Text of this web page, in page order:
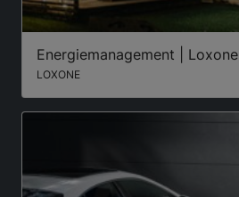
Energiemanagement | Loxone
LOXONE